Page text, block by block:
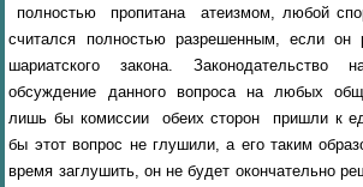
полностью пропитана атеизмом, любой
считался полностью разрешенным, если он
шариатского закона. Законодательство
обсуждение данного вопроса на любых
лишь бы комиссии обеих сторон пришли к
бы этот вопрос не глушили, а его таким
время заглушить, он не будет окончательно